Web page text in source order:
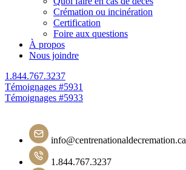
Crémation ou incinération
Certification
Foire aux questions
À propos
Nous joindre
1.844.767.3237
Navigation
de
l'article
Témoignages #5931
Témoignages #5933
info@centrenationaldecremation.ca
1.844.767.3237